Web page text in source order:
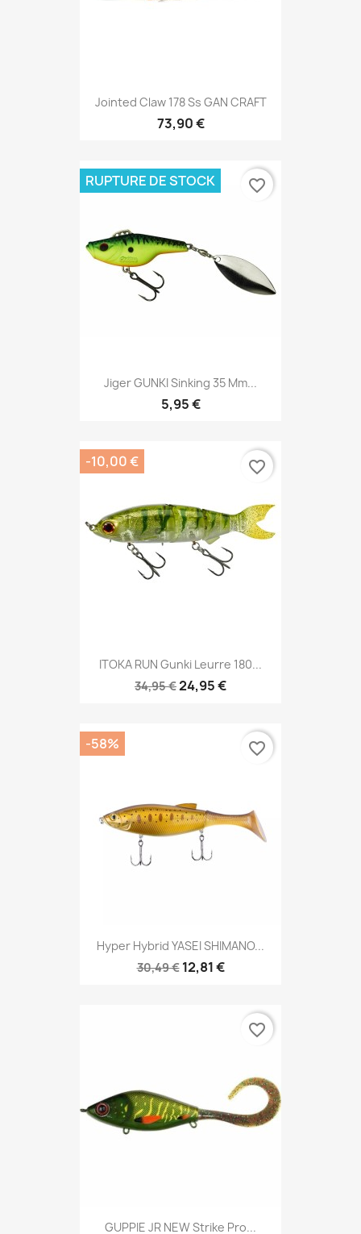
Jointed Claw 178 Ss GAN CRAFT
73,90 €
Jiger GUNKI Sinking 35 Mm...
5,95 €
RUPTURE DE STOCK favorite_border
ITOKA RUN Gunki Leurre 180...
34,95 €24,95 €
-10,00 € favorite_border
Hyper Hybrid YASEI SHIMANO...
30,49 € 12,81 €
-58% favorite_border
GUPPIE JR NEW Strike Pro...
favorite_border